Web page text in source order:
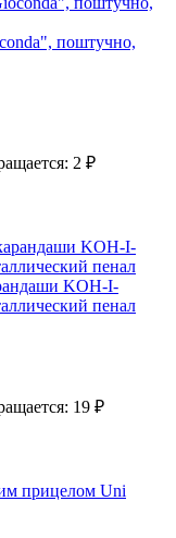
поштучно,
2 ₽
KOH-I-
пенал
19 ₽